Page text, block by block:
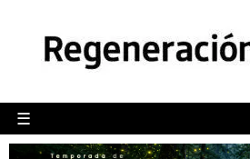
☰
POLÍTICA
CAMALEÓN